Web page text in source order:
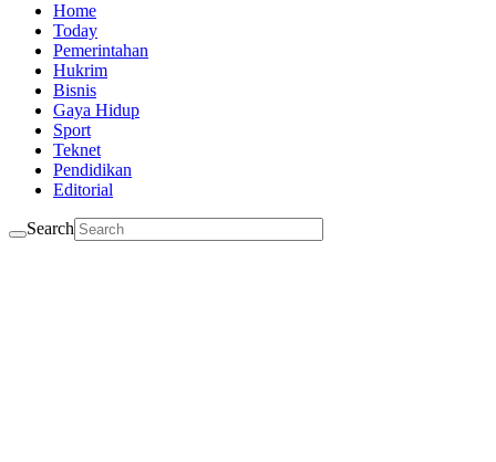
Home
Today
Pemerintahan
Hukrim
Bisnis
Gaya Hidup
Sport
Teknet
Pendidikan
Editorial
Search